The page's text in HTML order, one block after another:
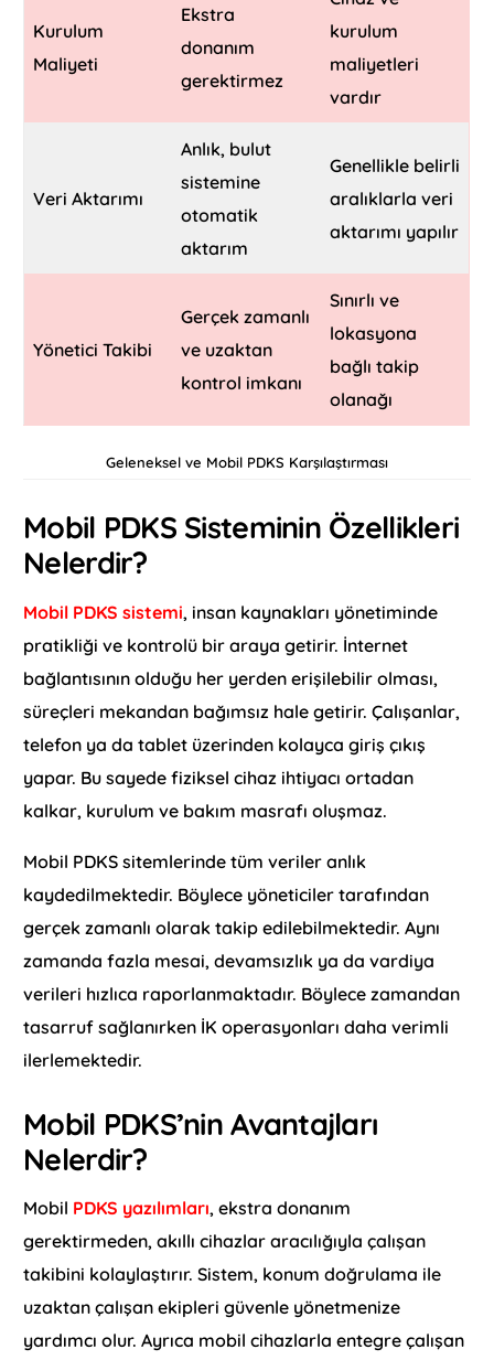
Kurulum
Maliyeti
Ekstra
donanım
gerektirmez
kurulum
maliyetleri
vardır
Veri Aktarımı
Anlık, bulut
sistemine
otomatik
aktarım
Genellikle belirli
aralıklarla veri
aktarımı yapılır
Yönetici Takibi
Gerçek zamanlı
ve uzaktan
kontrol imkanı
Sınırlı ve
lokasyona
bağlı takip
olanağı
Geleneksel ve Mobil PDKS Karşılaştırması
Mobil PDKS Sisteminin Özellikleri
Nelerdir?
Mobil PDKS sistemi, insan kaynakları yönetiminde
pratikliği ve kontrolü bir araya getirir. İnternet
bağlantısının olduğu her yerden erişilebilir olması,
süreçleri mekandan bağımsız hale getirir. Çalışanlar,
telefon ya da tablet üzerinden kolayca giriş çıkış
yapar. Bu sayede fiziksel cihaz ihtiyacı ortadan
kalkar, kurulum ve bakım masrafı oluşmaz.
Mobil PDKS sitemlerinde tüm veriler anlık
kaydedilmektedir. Böylece yöneticiler tarafından
gerçek zamanlı olarak takip edilebilmektedir. Aynı
zamanda fazla mesai, devamsızlık ya da vardiya
verileri hızlıca raporlanmaktadır. Böylece zamandan
tasarruf sağlanırken İK operasyonları daha verimli
ilerlemektedir.
Mobil PDKS’nin Avantajları
Nelerdir?
Mobil PDKS yazılımları, ekstra donanım
gerektirmeden, akıllı cihazlar aracılığıyla çalışan
takibini kolaylaştırır. Sistem, konum doğrulama ile
uzaktan çalışan ekipleri güvenle yönetmenize
yardımcı olur. Ayrıca mobil cihazlarla entegre çalışan